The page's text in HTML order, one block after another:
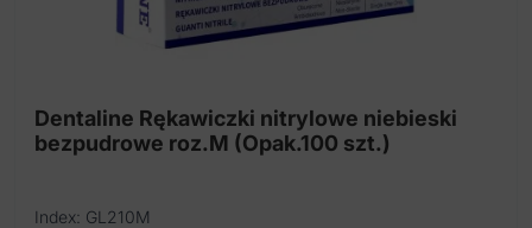
Dentaline Rękawiczki nitrylowe niebieski
bezpudrowe roz.M (Opak.100 szt.)
Index: GL210M